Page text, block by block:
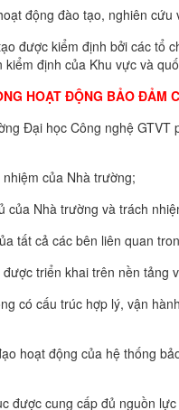
động đào tạo, nghiên cứu
được kiểm định bởi các tổ
định của Khu vực và
HOẠT ĐỘNG BẢO ĐẢM
Đại học Công nghệ
của Nhà trường;
Nhà trường và trách
tất cả các bên liên quan
triển khai trên nền tảng
có cấu trúc hợp lý, vận
hoạt động của hệ thống
được cung cấp đủ nguồn